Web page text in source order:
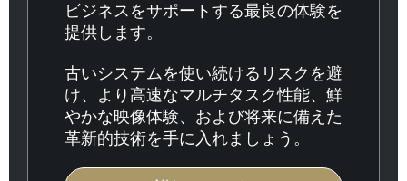
ビジネスをサポートする最良の体験を
提供します。
古いシステムを使い続けるリスクを避
け、より高速なマルチタスク性能、鮮
やかな映像体験、および将来に備えた
革新的技術を手に入れましょう。